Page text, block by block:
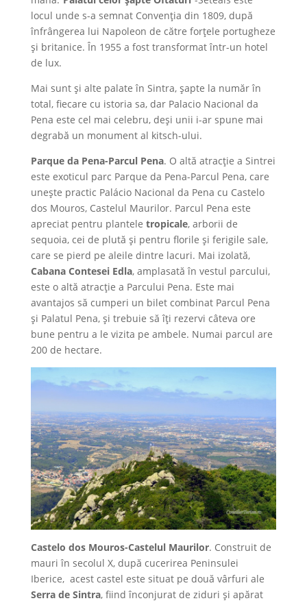
locul unde s-a semnat Convenția din 1809, după
înfrângerea lui Napoleon de către forțele portugheze
și britanice. În 1955 a fost transformat într-un hotel
de lux.
Mai sunt și alte palate în Sintra, șapte la număr în
total, fiecare cu istoria sa, dar Palacio Nacional da
Pena este cel mai celebru, deși unii i-ar spune mai
degrabă un monument al kitsch-ului.
Parque da Pena-Parcul Pena. O altă atracție a Sintrei
este exoticul parc Parque da Pena-Parcul Pena, care
unește practic Palácio Nacional da Pena cu Castelo
dos Mouros, Castelul Maurilor. Parcul Pena este
apreciat pentru plantele tropicale, arborii de
sequoia, cei de plută și pentru florile și ferigile sale,
care se pierd pe aleile dintre lacuri. Mai izolată,
Cabana Contesei Edla, amplasată în vestul parcului,
este o altă atracție a Parcului Pena. Este mai
avantajos să cumperi un bilet combinat Parcul Pena
și Palatul Pena, și trebuie să îți rezervi câteva ore
bune pentru a le vizita pe ambele. Numai parcul are
200 de hectare.
Castelo dos Mouros-Castelul Maurilor. Construit de
mauri în secolul X, după cucerirea Peninsulei
Iberice, acest castel este situat pe două vârfuri ale
Serra de Sintra, fiind înconjurat de ziduri și apărat